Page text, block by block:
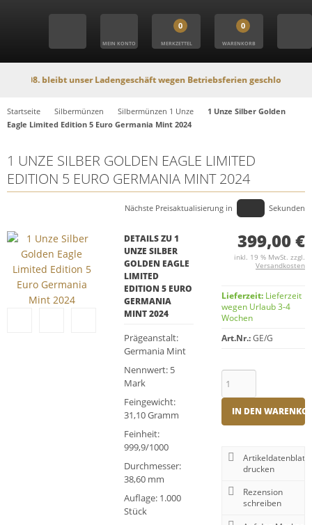
MEIN KONTO
0
MERKZETTEL
0
WARENKORB
bleibt unser Ladengeschäft wegen Betriebsferien geschlossen. In
Startseite Silbermünzen Silbermünzen 1 Unze
1 Unze Silber Golden
Eagle Limited Edition 5 Euro Germania Mint 2024
1 UNZE SILBER GOLDEN EAGLE LIMITED
EDITION 5 EURO GERMANIA MINT 2024
Nächste Preisaktualisierung in Sekunden
DETAILS ZU 1
UNZE SILBER
GOLDEN EAGLE
LIMITED
EDITION 5 EURO
GERMANIA
MINT 2024
Prägeanstalt:
Germania Mint
Nennwert: 5
Mark
Feingewicht:
31,10 Gramm
Feinheit:
999,9/1000
Durchmesser:
38,60 mm
Auflage: 1.000
Stück
399,00 €
inkl. 19 % MwSt. zzgl.
Versandkosten
Lieferzeit: Lieferzeit
wegen Urlaub 3-4
Wochen
Art.Nr.:GE/G
IN DEN
Artikeldatenblatt
drucken
Rezension
schreiben